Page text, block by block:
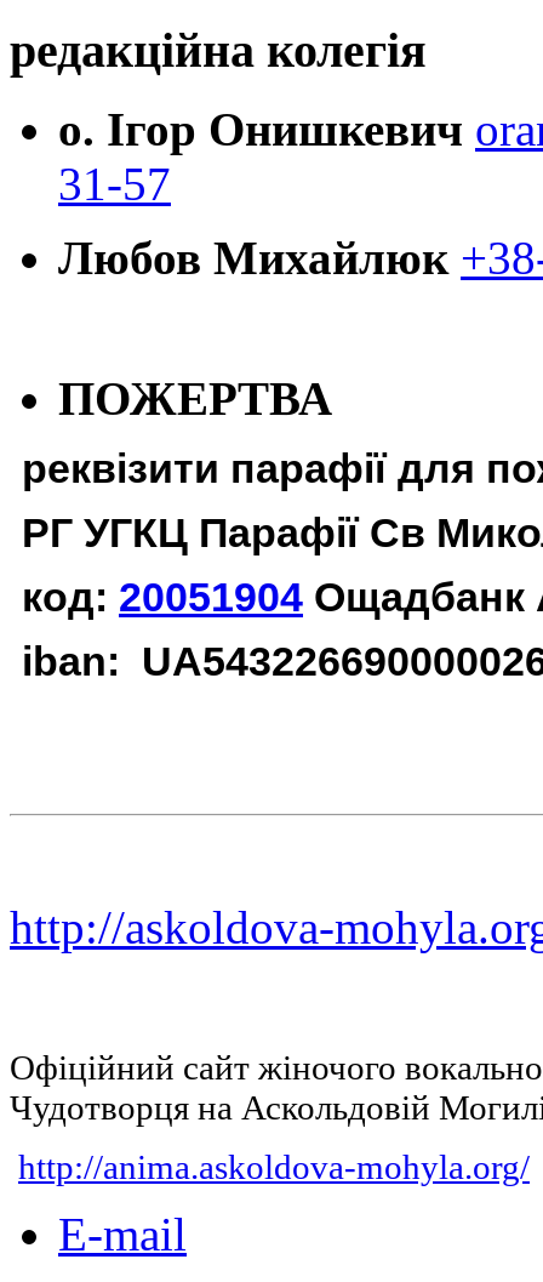
редакційна колегія
о. Ігор Онишкевич
31-57
Любов Михайлюк
ПОЖЕРТВА
реквізити парафії для
РГ УГКЦ Парафії Св
код: 20051904 Ощадбанк
iban:
http://askoldova-
Офіційний сайт жіночого
Чудотворця на Аскольдовій
http://anima.askoldova-mohyla.org/
E-mail